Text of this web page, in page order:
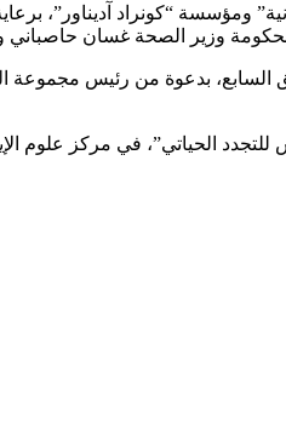
ومؤسسة “كونراد
الحكومة وزير الصحة غسان
السابع، بدعوة من رئيس